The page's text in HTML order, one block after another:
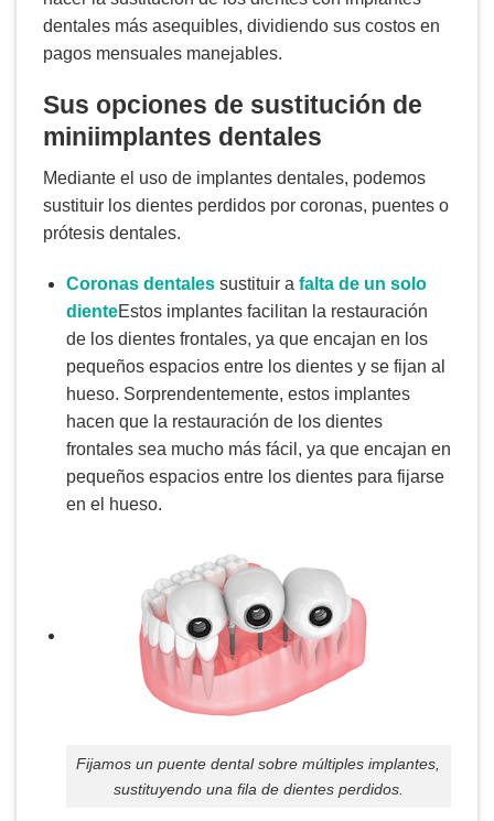
dentales más asequibles, dividiendo sus costos en
pagos mensuales manejables.
Sus opciones de sustitución de
miniimplantes dentales
Mediante el uso de implantes dentales, podemos
sustituir los dientes perdidos por coronas, puentes o
prótesis dentales.
Coronas dentalessustituir a falta de un solo
dienteEstos implantes facilitan la restauración
de los dientes frontales, ya que encajan en los
pequeños espacios entre los dientes y se fijan al
hueso. Sorprendentemente, estos implantes
hacen que la restauración de los dientes
frontales sea mucho más fácil, ya que encajan en
pequeños espacios entre los dientes para fijarse
en el hueso.
Fijamos un puente dental sobre múltiples implantes,
sustituyendo una fila de dientes perdidos.